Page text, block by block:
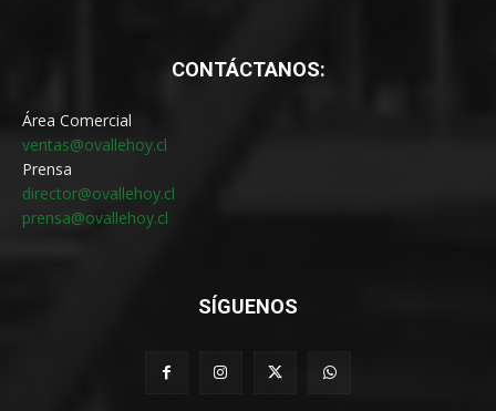
CONTÁCTANOS:
Área Comercial
ventas@ovallehoy.cl
Prensa
director@ovallehoy.cl
prensa@ovallehoy.cl
SÍGUENOS